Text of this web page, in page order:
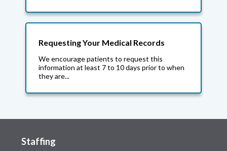
Requesting Your Medical Records
We encourage patients to request this
information at least 7 to 10 days prior to when
they are...
Staffing